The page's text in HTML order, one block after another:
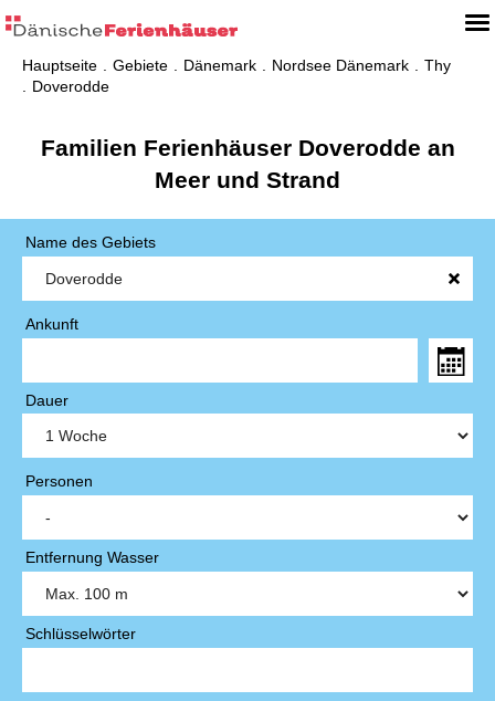
Hauptseite Gebiete Dänemark Nordsee Dänemark
Thy
Doverodde
Familien Ferienhäuser Doverodde an
Meer und Strand
Name des Gebiets
Ankunft
Dauer
Personen
Entfernung Wasser
Schlüsselwörter